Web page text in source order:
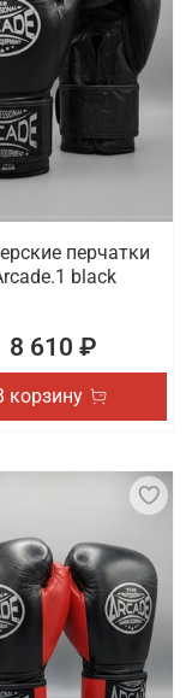
перчатки
black
8 610 ₽
корзину